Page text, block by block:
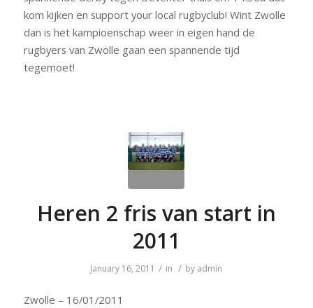
kom kijken en support your local rugbyclub! Wint Zwolle
dan is het kampioenschap weer in eigen hand de
rugbyers van Zwolle gaan een spannende tijd
tegemoet!
Heren 2 fris van start in
2011
January 16, 2011 / in / by admin
Zwolle – 16/01/2011